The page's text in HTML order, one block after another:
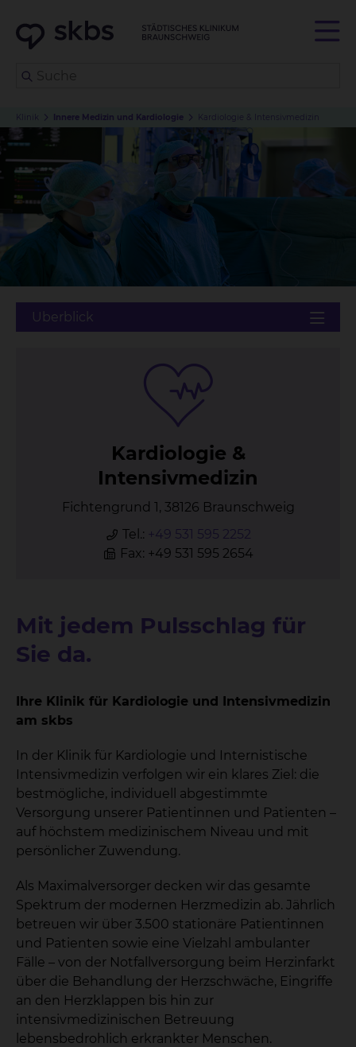
Klinik Innere Medizin und Kardiologie Kardiologie & Intensivmedizin
Kar­dio­lo­gie &
In­ten­siv­me­di­zin
Fichtengrund 1, 38126 Braunschweig
Tel.: +49 531 595 2252
Fax: +49 531 595 2654
Mit jedem Pulsschlag für
Sie da.
Ihre Klinik für Kardiologie und Intensivmedizin
am skbs
In der Klinik für Kardiologie und Internistische
Intensivmedizin verfolgen wir ein klares Ziel: die
bestmögliche, individuell abgestimmte
Versorgung unserer Patientinnen und Patienten –
auf höchstem medizinischem Niveau und mit
persönlicher Zuwendung.
Als Maximalversorger decken wir das gesamte
Spektrum der modernen Herzmedizin ab. Jährlich
betreuen wir über 3.500 stationäre Patientinnen
und Patienten sowie eine Vielzahl ambulanter
Fälle – von der Notfallversorgung beim Herzinfarkt
über die Behandlung der Herzschwäche, Eingriffe
an den Herzklappen bis hin zur
intensivmedizinischen Betreuung
lebensbedrohlich erkrankter Menschen.